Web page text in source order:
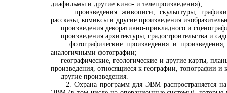
диафильмы и другие кино- и телепроизведения);
произведения живописи, скульптуры, графики,
рассказы, комиксы и другие произведения
произведения декоративно-прикладного и
произведения архитектуры, градостроительства и
фотографические произведения и произведения,
аналогичными фотографии;
географические, геологические и другие карты,
произведения, относящиеся к географии, топографии и
другие произведения.
2. Охрана программ для ЭВМ распространяется